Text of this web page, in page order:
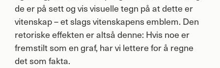
de er på sett og vis visuelle tegn på at dette er
vitenskap – et slags vitenskapens emblem. Den
retoriske effekten er altså denne: Hvis noe er
fremstilt som en graf, har vi lettere for å regne
det som fakta.